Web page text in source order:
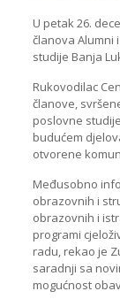
U petak 26.
članova Alumni
studije Banja
Rukovodilac
članove,
poslovne
budućem
otvorene
Međusobno
obrazovnih i
obrazovnih i
programi
radu, rekao je
saradnji sa
mogućnost